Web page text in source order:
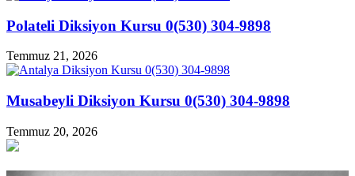
Polateli Diksiyon Kursu 0(530) 304-9898
Temmuz 21, 2026
Musabeyli Diksiyon Kursu 0(530) 304-9898
Temmuz 20, 2026